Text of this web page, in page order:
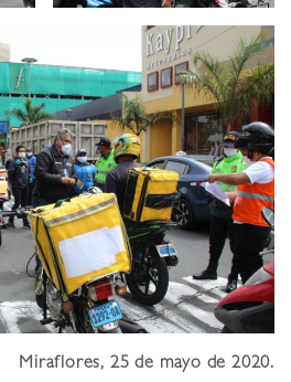
Miraflores, 25 de mayo de 2020.